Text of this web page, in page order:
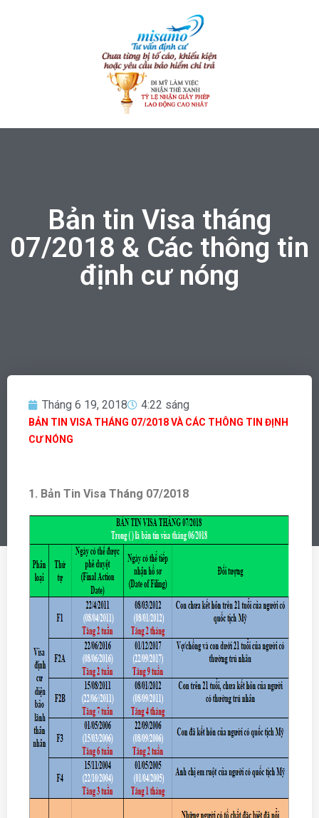
Bản tin Visa tháng
07/2018 & Các thông tin
định cư nóng
Tháng 6 19, 2018 4:22 sáng
BẢN TIN VISA THÁNG 07/2018 VÀ CÁC THÔNG TIN ĐỊNH
CƯ NÓNG
1. Bản Tin Visa Tháng 07/2018